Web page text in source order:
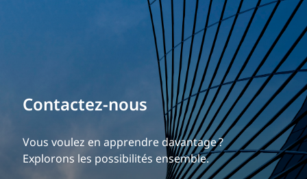
Contactez-nous
Vous voulez en apprendre davantage ?
Explorons les possibilités ensemble.
Bâtissez votre carrière
Notre expérience est ce qui nous différencie.
Explorez une carrière dynamique et gratifiante
chez EXP.